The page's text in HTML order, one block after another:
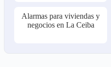
Alarmas para viviendas y
negocios en La Ceiba